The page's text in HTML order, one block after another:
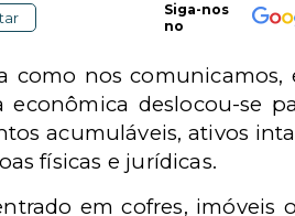
Siga-nos
no
nos comunicamos,
deslocou-se
acumuláveis, ativos
físicas e jurídicas.
em cofres, imóveis